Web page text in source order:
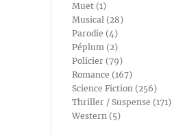
Muet (1)
Musical (28)
Parodie (4)
Péplum (2)
Policier (79)
Romance (167)
Science Fiction (256)
Thriller / Suspense (171)
Western (5)